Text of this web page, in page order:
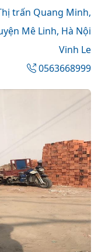
trấn Quang Minh,
Mê Linh, Hà Nội
Vinh Le
0563668999